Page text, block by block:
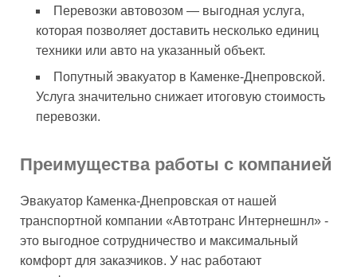
Перевозки автовозом — выгодная услуга,
которая позволяет доставить несколько единиц
техники или авто на указанный объект.
Попутный эвакуатор в Каменке-Днепровской.
Услуга значительно снижает итоговую стоимость
перевозки.
Преимущества работы с компанией
Эвакуатор Каменка-Днепровская от нашей
транспортной компании «Автотранс Интернешнл» -
это выгодное сотрудничество и максимальный
комфорт для заказчиков. У нас работают